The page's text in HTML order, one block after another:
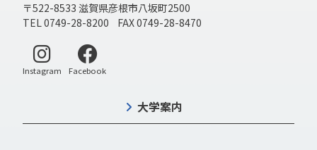
〒522-8533 滋賀県彦根市八坂町2500
TEL 0749-28-8200 FAX 0749-28-8470
Instagram 別ウィンドウで開く
Facebook別ウィンドウで開く
大学案内